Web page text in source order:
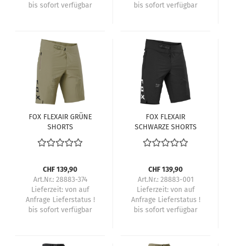
bis sofort verfügbar
bis sofort verfügbar
FOX FLEXAIR GRÜNE
SHORTS
CHF 139,90
Art.Nr.: 28883-374
Lieferzeit: von auf
Anfrage Lieferstatus !
bis sofort verfügbar
FOX FLEXAIR
SCHWARZE SHORTS
CHF 139,90
Art.Nr.: 28883-001
Lieferzeit: von auf
Anfrage Lieferstatus !
bis sofort verfügbar